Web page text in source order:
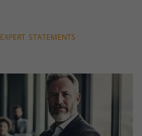
EXPERT STATEMENTS